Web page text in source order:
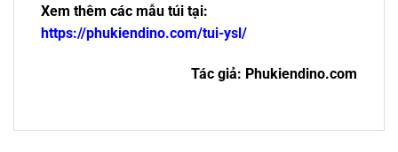
Xem thêm các mẫu túi tại:
https://phukiendino.com/tui-ysl/
Tác giả: Phukiendino.com